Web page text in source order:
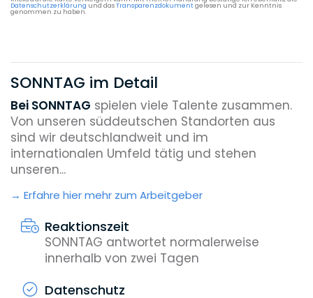
Datenschutzerklärung und dasTransparenzdokumentgelesen und zur Kenntnis
genommen zu haben.
SONNTAG im Detail
Bei SONNTAG spielen viele Talente zusammen.
Von unseren süddeutschen Standorten aus
sind wir deutschlandweit und im
internationalen Umfeld tätig und stehen
unseren...
Erfahre hier mehr zum Arbeitgeber
Reaktionszeit
SONNTAG antwortet normalerweise
innerhalb von zwei Tagen
Datenschutz